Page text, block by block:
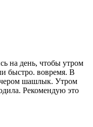
на день, чтобы утром
быстро. вовремя. В
шашлык. Утром
Рекомендую это